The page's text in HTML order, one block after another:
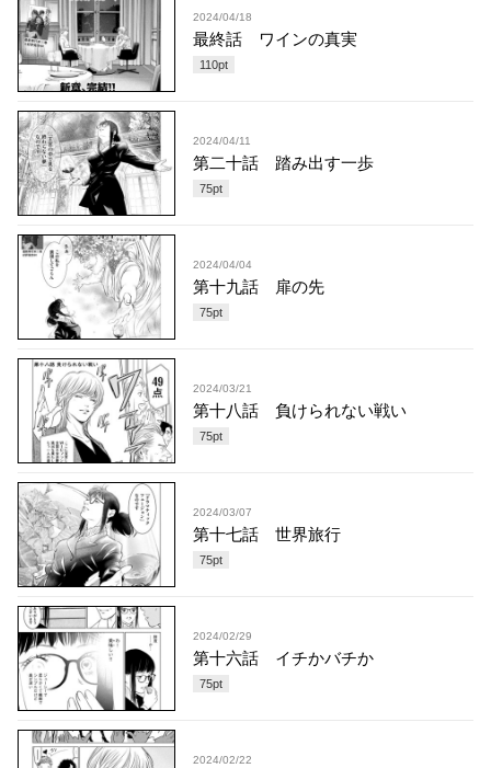
2024/04/18
最終話 ワインの真実
110pt
2024/04/11
第二十話 踏み出す一歩
75pt
2024/04/04
第十九話 扉の先
75pt
2024/03/21
第十八話 負けられない戦い
75pt
2024/03/07
第十七話 世界旅行
75pt
2024/02/29
第十六話 イチかバチか
75pt
2024/02/22